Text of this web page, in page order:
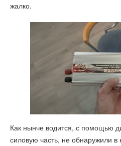
жалко.
Как нынче водится, с помощью
силовую часть, не обнаружили в